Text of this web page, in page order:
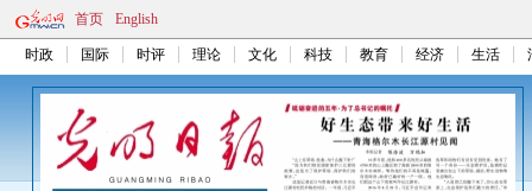
首页 English
时政 国际 时评 理论 文化 科技 教育 经济 生活